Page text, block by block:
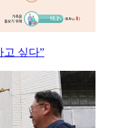
고 싶다”